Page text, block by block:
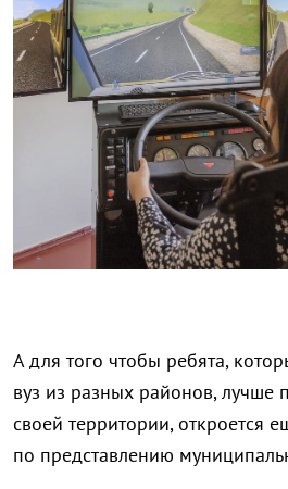
А для того чтобы ребята,
вуз из разных районов, лучше
своей территории, откроется
по представлению